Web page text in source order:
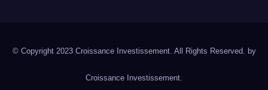
© Copyright 2023 Croissance Investissement. All Rights Reserved. by
Croissance Investissement.